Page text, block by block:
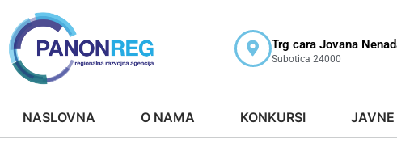
Trg cara Jovana
Subotica 24000
NASLOVNA O NAMA KONKURSI